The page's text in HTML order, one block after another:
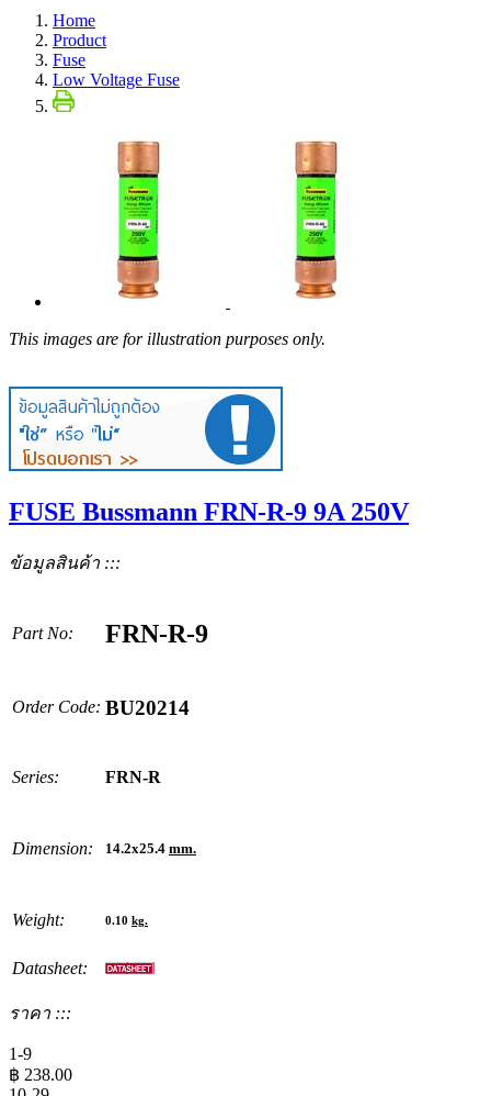
Home
Product
Fuse
Low Voltage Fuse
This images are for illustration purposes only.
FUSE Bussmann FRN-R-9 9A 250V
ข้อมูลสินค้า :::
Part No: FRN-R-9
Order Code: BU20214
Series: FRN-R
Dimension: 14.2x25.4 mm.
Weight: 0.10 kg.
Datasheet:
ราคา :::
1-9
฿ 238.00